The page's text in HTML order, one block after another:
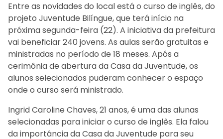
Entre as novidades do local está o curso de inglês, do
projeto Juventude Bilíngue, que terá início na
próxima segunda-feira (22). A iniciativa da prefeitura
vai beneficiar 240 jovens. As aulas serão gratuitas e
ministradas no período de 18 meses. Após a
cerimônia de abertura da Casa da Juventude, os
alunos selecionados puderam conhecer o espaço
onde o curso será ministrado.
Ingrid Caroline Chaves, 21 anos, é uma das alunas
selecionadas para iniciar o curso de inglês. Ela falou
da importância da Casa da Juventude para seu